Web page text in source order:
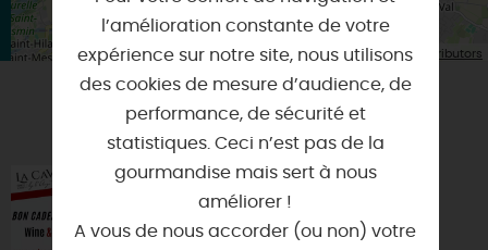
Leaflet| Map data ©OpenStreetMap contributors
VOUS AIMEREZ AUSSI
l’amélioration constante de votre
expérience sur notre site, nous utilisons
des cookies de mesure d’audience, de
performance, de sécurité et
statistiques. Ceci n’est pas de la
gourmandise mais sert à nous
améliorer !
A vous de nous accorder (ou non) votre